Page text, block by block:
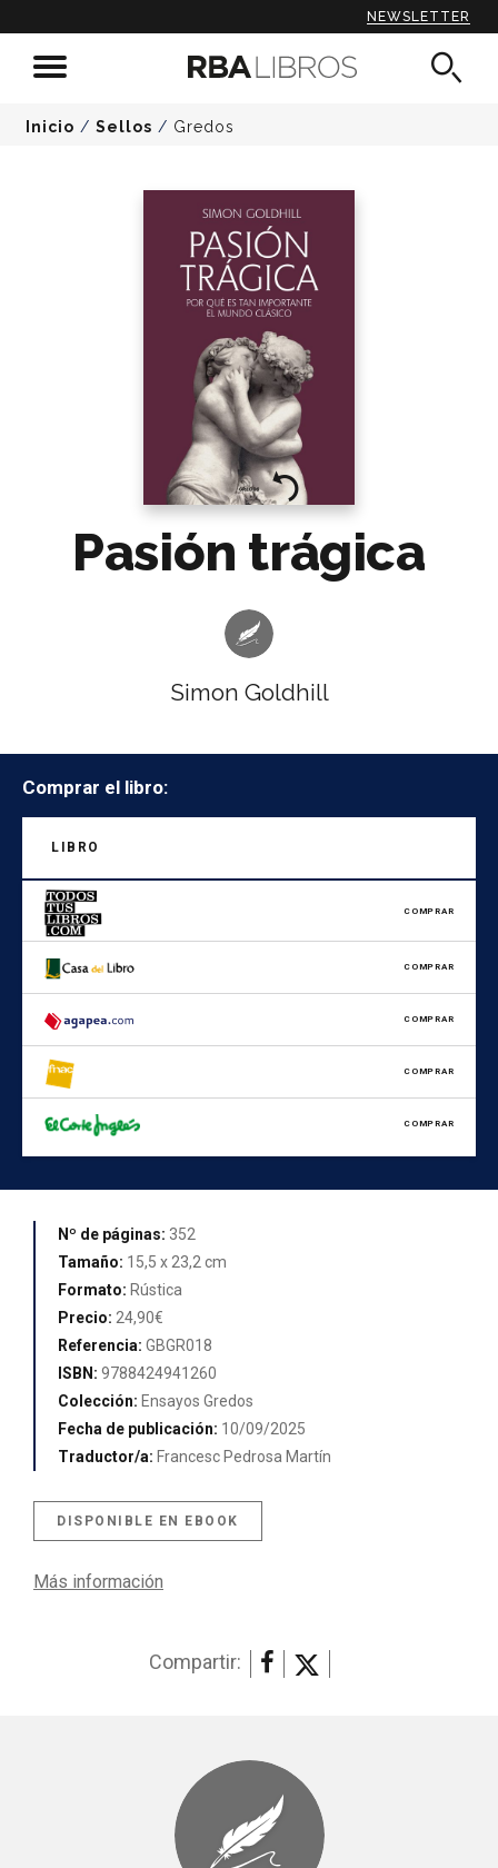
NEWSLETTER
Inicio / Sellos / Gredos
Pasión trágica
Simon Goldhill
Comprar el libro:
LIBRO
COMPRAR
COMPRAR
COMPRAR
COMPRAR
COMPRAR
Nº de páginas: 352
Tamaño: 15,5 x 23,2 cm
Formato: Rústica
Precio: 24,90€
Referencia: GBGR018
ISBN: 9788424941260
Colección: Ensayos Gredos
Fecha de publicación: 10/09/2025
Traductor/a: Francesc Pedrosa Martín
DISPONIBLE EN EBOOK
Más información
Compartir: